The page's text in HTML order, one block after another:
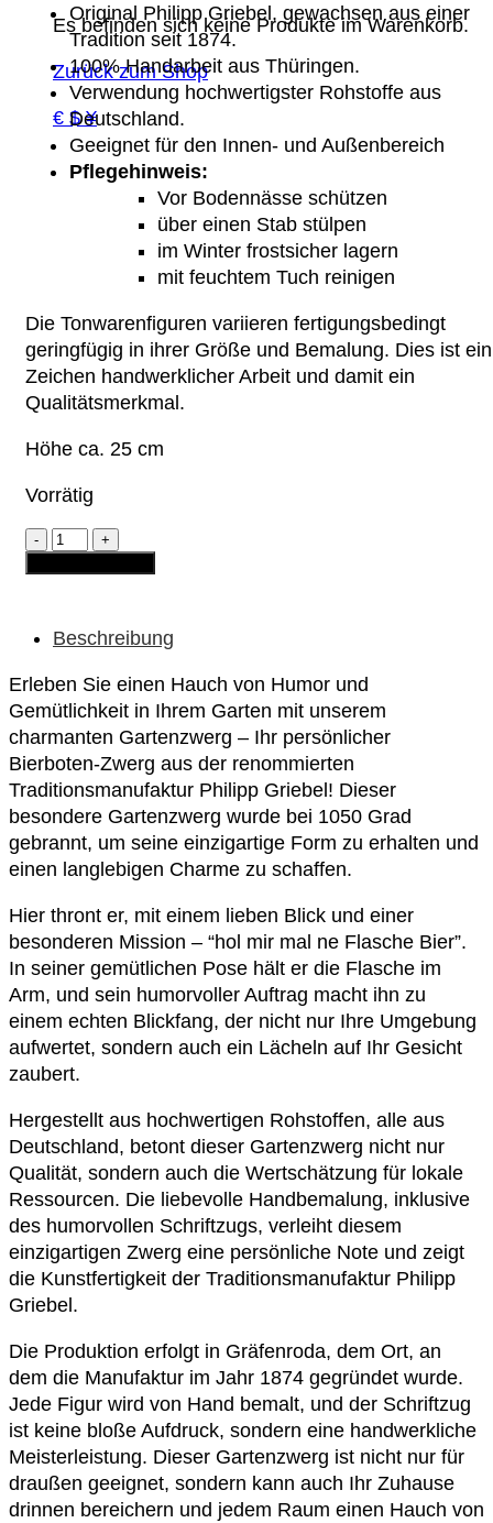
Es befinden sich keine Produkte im Warenkorb.
Zurück zum Shop
€ $ ¥
Original Philipp Griebel, gewachsen aus einer
Tradition seit 1874.
100% Handarbeit aus Thüringen.
Verwendung hochwertigster Rohstoffe aus
Deutschland.
Geeignet für den Innen- und Außenbereich
Pflegehinweis:
Vor Bodennässe schützen
über einen Stab stülpen
im Winter frostsicher lagern
mit feuchtem Tuch reinigen
Die Tonwarenfiguren variieren fertigungsbedingt
geringfügig in ihrer Größe und Bemalung. Dies ist ein
Zeichen handwerklicher Arbeit und damit ein
Qualitätsmerkmal.
Höhe ca. 25 cm
Vorrätig
Gartenzwerg
-
Josef
Bier"
Menge
Beschreibung
Erleben Sie einen Hauch von Humor und
Gemütlichkeit in Ihrem Garten mit unserem
charmanten Gartenzwerg – Ihr persönlicher
Bierboten-Zwerg aus der renommierten
Traditionsmanufaktur Philipp Griebel! Dieser
besondere Gartenzwerg wurde bei 1050 Grad
gebrannt, um seine einzigartige Form zu erhalten und
einen langlebigen Charme zu schaffen.
Hier thront er, mit einem lieben Blick und einer
besonderen Mission – “hol mir mal ne Flasche Bier”.
In seiner gemütlichen Pose hält er die Flasche im
Arm, und sein humorvoller Auftrag macht ihn zu
einem echten Blickfang, der nicht nur Ihre Umgebung
aufwertet, sondern auch ein Lächeln auf Ihr Gesicht
zaubert.
Hergestellt aus hochwertigen Rohstoffen, alle aus
Deutschland, betont dieser Gartenzwerg nicht nur
Qualität, sondern auch die Wertschätzung für lokale
Ressourcen. Die liebevolle Handbemalung, inklusive
des humorvollen Schriftzugs, verleiht diesem
einzigartigen Zwerg eine persönliche Note und zeigt
die Kunstfertigkeit der Traditionsmanufaktur Philipp
Griebel.
Die Produktion erfolgt in Gräfenroda, dem Ort, an
dem die Manufaktur im Jahr 1874 gegründet wurde.
Jede Figur wird von Hand bemalt, und der Schriftzug
ist keine bloße Aufdruck, sondern eine handwerkliche
Meisterleistung. Dieser Gartenzwerg ist nicht nur für
draußen geeignet, sondern kann auch Ihr Zuhause
drinnen bereichern und jedem Raum einen Hauch von